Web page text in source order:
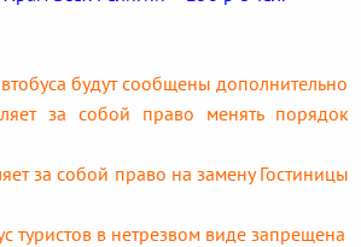
будут сообщены дополнительно
за собой право менять порядок
за собой право на замену Гостиницы
туристов в нетрезвом виде запрещена